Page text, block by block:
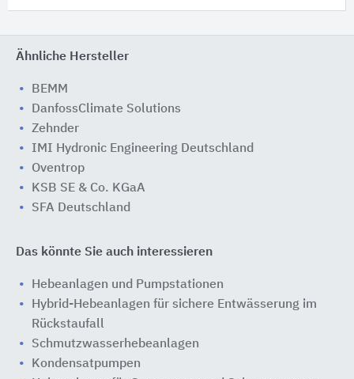
Ähnliche Hersteller
BEMM
DanfossClimate Solutions
Zehnder
IMI Hydronic Engineering Deutschland
Oventrop
KSB SE & Co. KGaA
SFA Deutschland
Das könnte Sie auch interessieren
Hebeanlagen und Pumpstationen
Hybrid-Hebeanlagen für sichere Entwässerung im
Rückstaufall
Schmutzwasserhebeanlagen
Kondensatpumpen